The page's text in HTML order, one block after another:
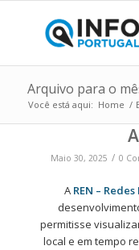
Arquivo para o
Você está aqui: Home /
Maio 30, 2025 / 0
A REN –
permitisse
local e em tempo